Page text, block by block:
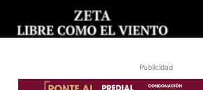
Publicidad